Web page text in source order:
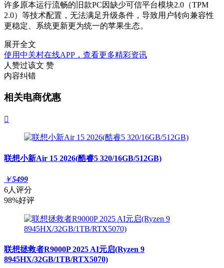
许多原本运行流畅的旧款PC因缺少可信平台模块2.0（TPM
2.0）等技术配置，无法满足升级条件，导致用户转向兼容性
更稳定、系统更新更为统一的苹果生态。
展开全文
使用中关村在线APP，查看更多精彩资讯
人赞过该文 赞
内容纠错
相关电商优惠

联想小新Air 15 2026(酷睿5 320/16GB/512GB)
￥5499
6人评分
98%好评
联想拯救者R9000P 2025 AI元启(Ryzen 9
8945HX/32GB/1TB/RTX5070)